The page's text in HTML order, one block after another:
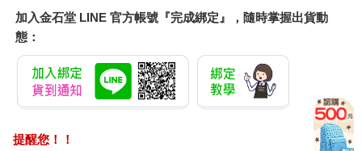
加入金石堂 LINE 官方帳號『完成綁定』，隨時掌握出貨動
態：
提醒您！！